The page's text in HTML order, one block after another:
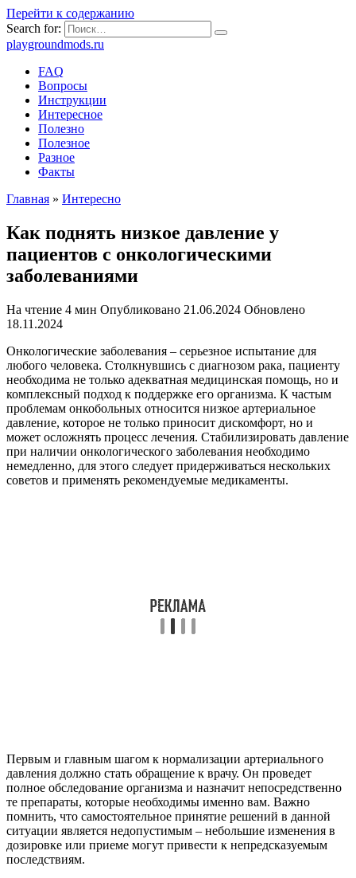
Перейти к содержанию
Search for:
playgroundmods.ru
FAQ
Вопросы
Инструкции
Интересное
Полезно
Полезное
Разное
Факты
Главная » Интересно
Как поднять низкое давление у
пациентов с онкологическими
заболеваниями
На чтение 4 мин Опубликовано 21.06.2024 Обновлено
18.11.2024
Онкологические заболевания – серьезное испытание для
любого человека. Столкнувшись с диагнозом рака, пациенту
необходима не только адекватная медицинская помощь, но и
комплексный подход к поддержке его организма. К частым
проблемам онкобольных относится низкое артериальное
давление, которое не только приносит дискомфорт, но и
может осложнять процесс лечения. Стабилизировать давление
при наличии онкологического заболевания необходимо
немедленно, для этого следует придерживаться нескольких
советов и применять рекомендуемые медикаменты.
Первым и главным шагом к нормализации артериального
давления должно стать обращение к врачу. Он проведет
полное обследование организма и назначит непосредственно
те препараты, которые необходимы именно вам. Важно
помнить, что самостоятельное принятие решений в данной
ситуации является недопустимым – небольшие изменения в
дозировке или приеме могут привести к непредсказуемым
последствиям.